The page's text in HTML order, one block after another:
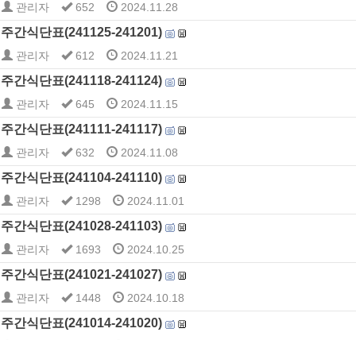
관리자 652 2024.11.28
주간식단표(241125-241201)
관리자 612 2024.11.21
주간식단표(241118-241124)
관리자 645 2024.11.15
주간식단표(241111-241117)
관리자 632 2024.11.08
주간식단표(241104-241110)
관리자 1298 2024.11.01
주간식단표(241028-241103)
관리자 1693 2024.10.25
주간식단표(241021-241027)
관리자 1448 2024.10.18
주간식단표(241014-241020)